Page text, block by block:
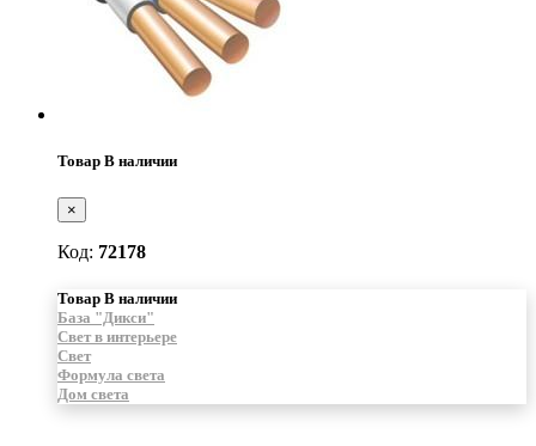
Товар В наличии
×
Код: 72178
Товар В наличии
База "Дикси"
Свет в интерьере
Свет
Формула света
Дом света